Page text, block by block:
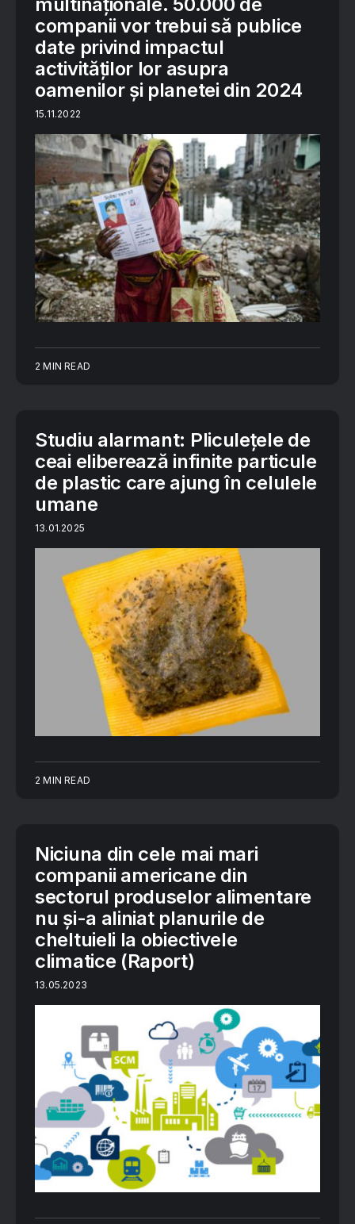
companii vor trebui să publice
date privind impactul
activităților lor asupra
oamenilor și planetei din 2024
15.11.2022
2 MIN READ
Studiu alarmant: Pliculețele de
ceai eliberează infinite particule
de plastic care ajung în celulele
umane
13.01.2025
2 MIN READ
Niciuna din cele mai mari
companii americane din
sectorul produselor alimentare
nu și-a aliniat planurile de
cheltuieli la obiectivele
climatice (Raport)
13.05.2023